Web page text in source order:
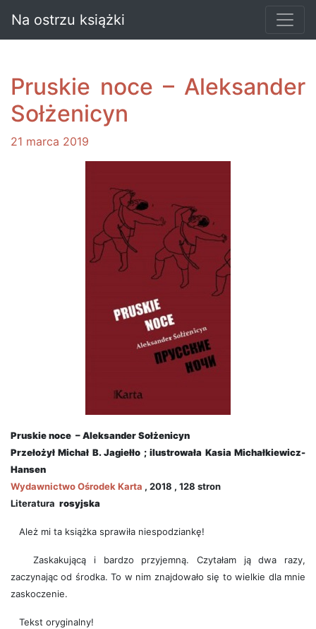
Na ostrzu książki
Pruskie noce – Aleksander
Sołżenicyn
21 marca 2019
Pruskie noce – Aleksander Sołżenicyn
Przełożył Michał B. Jagiełło ; ilustrowała Kasia Michałkiewicz-
Hansen
WydawnictwoOśrodek Karta , 2018 , 128 stron
Literatura rosyjska
Ależ mi ta książka sprawiła niespodziankę!
Zaskakującą i bardzo przyjemną. Czytałam ją dwa razy,
zaczynając od środka. To w nim znajdowało się to wielkie dla mnie
zaskoczenie.
Tekst oryginalny!